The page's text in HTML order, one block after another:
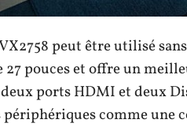
peut être utilisé
27 pouces et offre un
ports HDMI et deux
périphériques comme une